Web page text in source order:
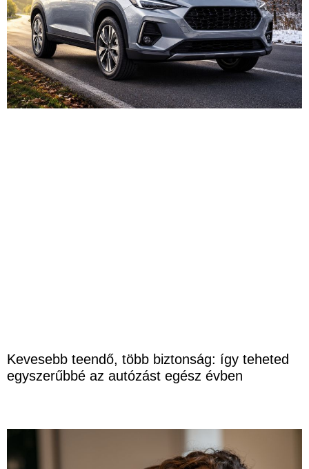
Kevesebb teendő, több biztonság: így teheted
egyszerűbbé az autózást egész évben